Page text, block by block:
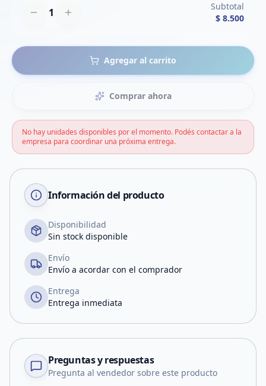
1
Subtotal
$ 8.500
Agregar al carrito
Comprar ahora
No hay unidades disponibles por el momento. Podés contactar a la
empresa para coordinar una próxima entrega.
Información del producto
Disponibilidad
Sin stock disponible
Envío
Envío a acordar con el comprador
Entrega
Entrega inmediata
Preguntas y respuestas
Pregunta al vendedor sobre este producto